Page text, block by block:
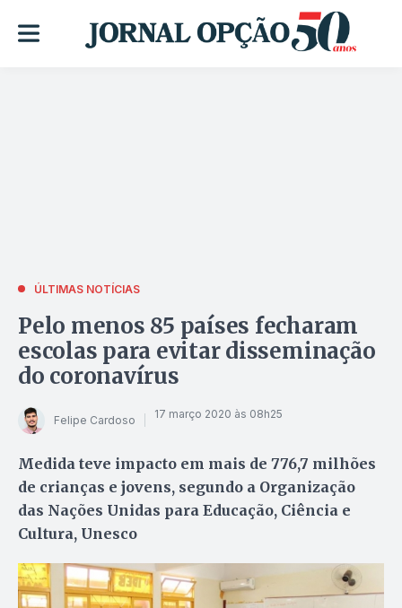
ÚLTIMAS NOTÍCIAS
Pelo menos 85 países fecharam
escolas para evitar disseminação
do coronavírus
Felipe Cardoso 17 março 2020 às 08h25
Medida teve impacto em mais de 776,7 milhões
de crianças e jovens, segundo a Organização
das Nações Unidas para Educação, Ciência e
Cultura, Unesco